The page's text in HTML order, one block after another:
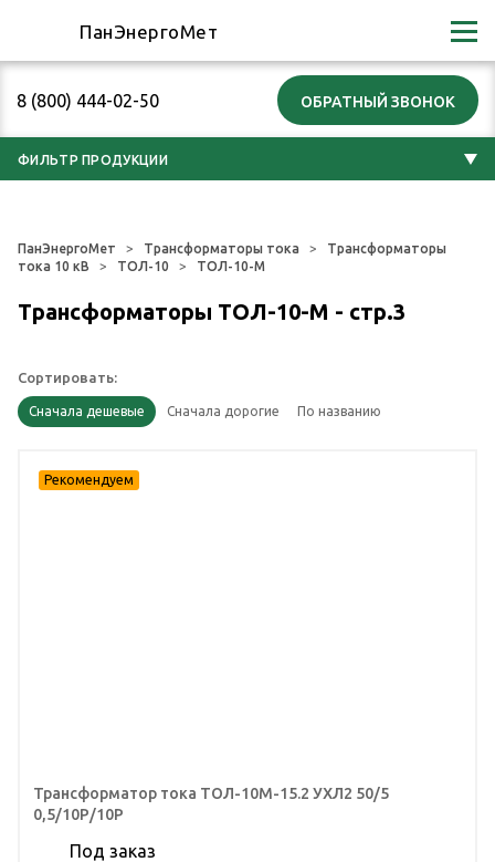
8 (800) 444-02-50
ПанЭнергоМет
ФИЛЬТР ПРОДУКЦИИ
ПанЭнергоМет Трансформаторы тока
Трансформаторы
тока 10 кВ
ТОЛ-10 ТОЛ-10-М
Трансформаторы ТОЛ-10-М - стр.3
Сортировать:
Трансформатор тока ТОЛ-10М-15.2 УХЛ2 50/5
0,5/10Р/10Р
Под заказ